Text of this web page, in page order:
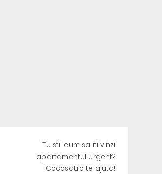
Tu stii cum sa iti vinzi
apartamentul urgent?
Cocosat.ro te ajuta!